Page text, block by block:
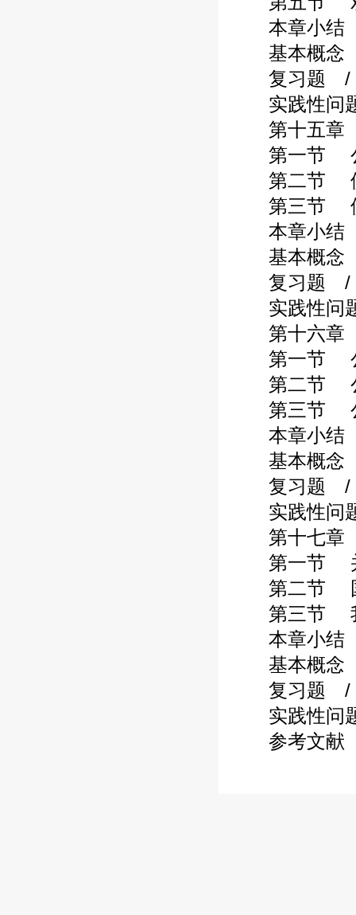
本章小结
基本概念
复习题 /
实践性问
第十五章
第一节 公
第二节 债
第三节 债
本章小结
基本概念
复习题 /
实践性问
第十六章
第一节 公
第二节 公
第三节 公
本章小结
基本概念
复习题 /
实践性问
第十七章
第一节 并
第二节 国
第三节 我
本章小结
基本概念
复习题 /
实践性问
参考文献